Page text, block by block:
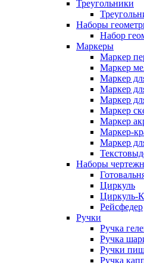
Треугольники
Наборы
Набор
Маркеры
Маркер
Маркер
Маркер
Маркер
Маркер
Маркер
Маркер
Маркер-
Маркер
Наборы
Циркуль
Циркуль-
Рейсфедер
Ручки
Ручка
Ручка
Ручки
Ручка